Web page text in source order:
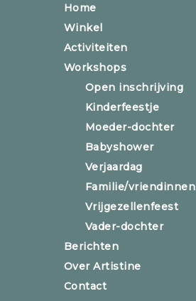
Home
Winkel
Activiteiten
Workshops
Open inschrijving
Kinderfeestje
Moeder-dochter
Babyshower
Verjaardag
Familie/vriendinnen
Vrijgezellenfeest
Vader-dochter
Berichten
Over Artistine
Contact